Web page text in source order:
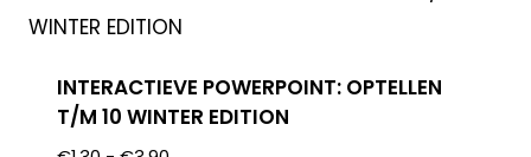
INTERACTIEVE POWERPOINT: OPTELLEN
T/M 10 WINTER EDITION